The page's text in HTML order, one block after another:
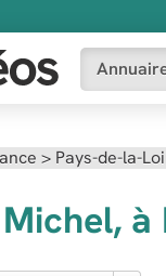
> Pays-de-la-